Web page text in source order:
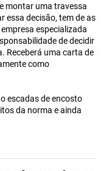
montar uma travessa
essa decisão, tem de as
especializada
de decidir
Receberá uma carta de
como
escadas de encosto
da norma e ainda